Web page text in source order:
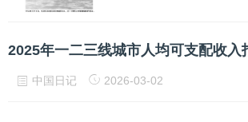
2025年一二三线城市人均可支配收入
中国日记 2026-03-02